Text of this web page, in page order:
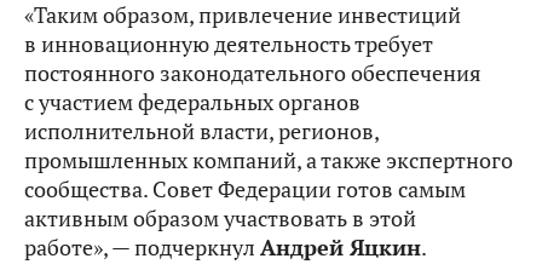
«Таким образом, привлечение инвестиций
в инновационную деятельность требует
постоянного законодательного обеспечения
с участием федеральных органов
исполнительной власти, регионов,
промышленных компаний, а также экспертного
сообщества. Совет Федерации готов самым
активным образом участвовать в этой
работе», — подчеркнул Андрей Яцкин.